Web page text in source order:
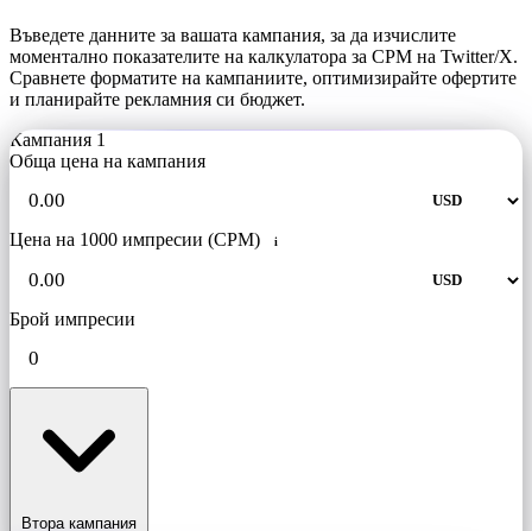
Въведете данните за вашата кампания, за да изчислите
моментално показателите на калкулатора за CPM на Twitter/X.
Сравнете форматите на кампаниите, оптимизирайте офертите
и планирайте рекламния си бюджет.
Кампания 1
Обща цена на кампания
Цена на 1000 импресии (CPM) i
Брой импресии
Втора кампания